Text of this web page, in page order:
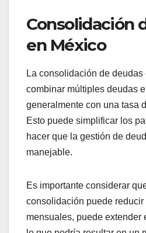
¿Cómo afecta
la
liquidación